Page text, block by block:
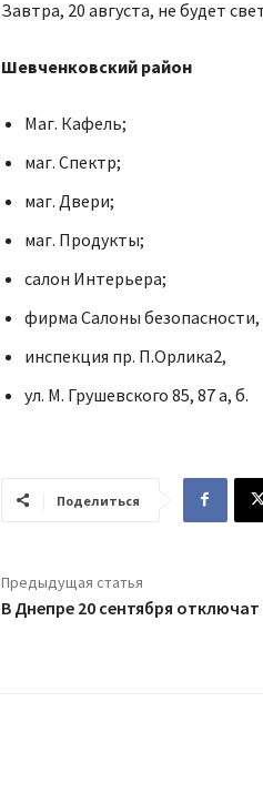
Завтра, 20 августа, не будет
Шевченковский район
Маг. Кафель;
маг. Спектр;
маг. Двери;
маг. Продукты;
салон Интерьера;
фирма Салоны безопасности,
инспекция пр. П.Орлика2,
ул. М. Грушевского 85, 87 а, б.
Поделиться
Предыдущая статья
В Днепре 20 сентября